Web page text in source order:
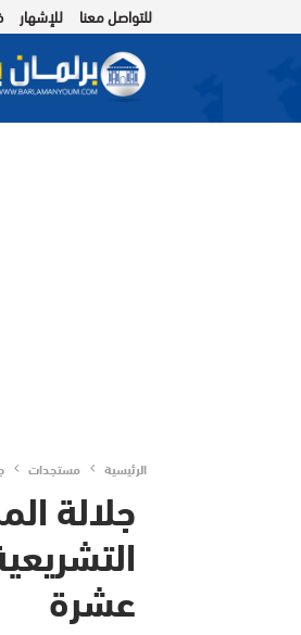
للتواصل معنا للإشهار
الرئيسية مستجدات
جلالة
عشرة